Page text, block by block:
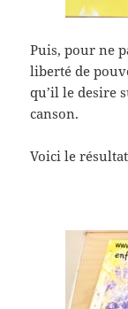
Puis, pour ne
liberté de
qu’il le desire
canson.
Voici le